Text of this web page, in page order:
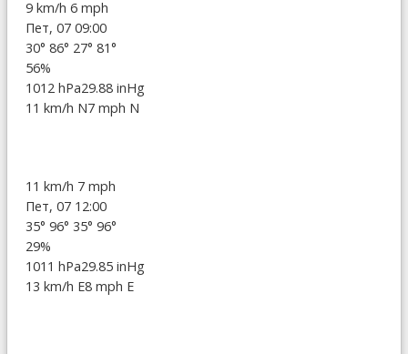
9 km/h 6 mph
Пет, 07 09:00
30° 86° 27° 81°
56%
1012 hPa29.88 inHg
11 km/h N7 mph N
11 km/h 7 mph
Пет, 07 12:00
35° 96° 35° 96°
29%
1011 hPa29.85 inHg
13 km/h E8 mph E